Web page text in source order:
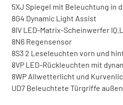
5XJ Spiegel mit Beleuchtung in
8G4 Dynamic Light Assist
8IV LED-Matrix-Scheinwerfer
8N6 Regensensor
8S3 2 Leseleuchten vorn und
8VP LED-Rückleuchten mit
8WP Allwetterlicht und
UD7 Beleuchtete Türgriffe außen